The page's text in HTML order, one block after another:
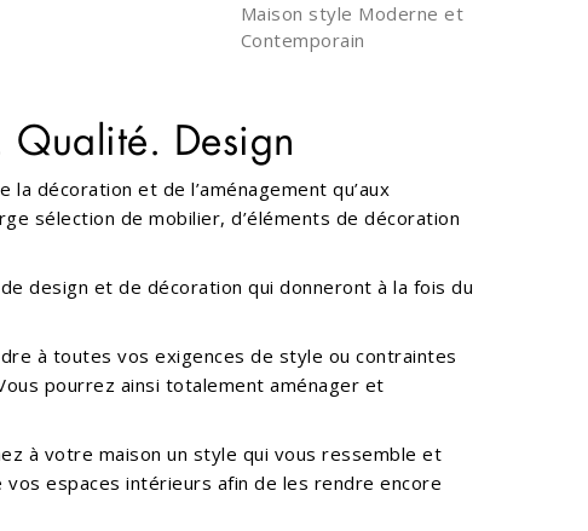
Maison style Moderne et
Contemporain
Qualité. Design
décoration et de l’aménagement qu’aux
sélection de mobilier, d’éléments de décoration
design et de décoration qui donneront à la fois du
à toutes vos exigences de style ou contraintes
pourrez ainsi totalement aménager et
à votre maison un style qui vous ressemble et
vos espaces intérieurs afin de les rendre encore